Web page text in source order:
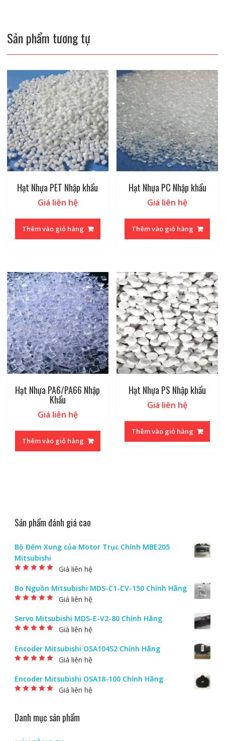
Sản phẩm tương tự
Hạt Nhựa PET Nhập khẩu
Giá liên hệ
Thêm vào giỏ hàng
Hạt Nhựa PC Nhập khẩu
Giá liên hệ
Thêm vào giỏ hàng
Hạt Nhựa PA6/PA66 Nhập
Khẩu
Giá liên hệ
Thêm vào giỏ hàng
Hạt Nhựa PS Nhập khẩu
Giá liên hệ
Thêm vào giỏ hàng
Sản phẩm đánh giá cao
Bộ Đếm Xung của Motor Trục Chính MBE205
Mitsubishi
Giá liên hệ
Bo Nguồn Mitsubishi MDS-C1-CV-150 Chính Hãng
Giá liên hệ
Servo Mitsubishi MDS-E-V2-80 Chính Hãng
Giá liên hệ
Encoder Mitsubishi OSA104S2 Chính Hãng
Giá liên hệ
Encoder Mitsubishi OSA18-100 Chính Hãng
Giá liên hệ
Danh mục sản phẩm